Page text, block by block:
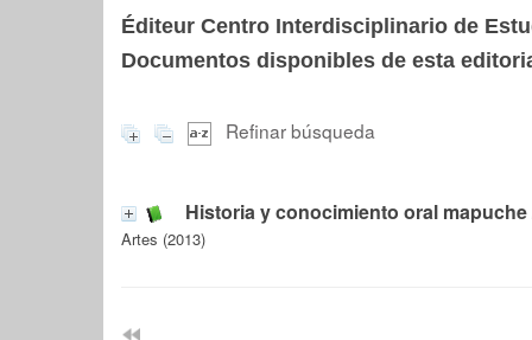
Éditeur Centro Interdisciplinario de
Documentos disponibles de esta
Refinar búsqueda
Historia y conocimiento oral mapuche
Artes (2013)